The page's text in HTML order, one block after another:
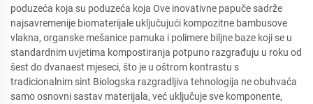
poduzeća koja su poduzeća koja Ove inovativne papuče sadrže
najsavremenije biomaterijale uključujući kompozitne bambusove
vlakna, organske mešanice pamuka i polimere biljne baze koji se u
standardnim uvjetima kompostiranja potpuno razgrađuju u roku od
šest do dvanaest mjeseci, što je u oštrom kontrastu s
tradicionalnim sint Biologska razgradljiva tehnologija ne obuhvaća
samo osnovni sastav materijala, već uključuje sve komponente,